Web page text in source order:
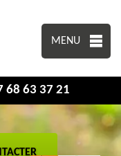
MENU
68 63 37 21